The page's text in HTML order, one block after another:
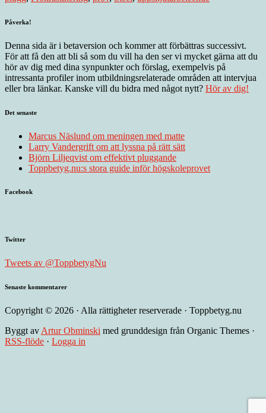
Påverka!
Denna sida är i betaversion och kommer att förbättras successivt.
För att få den att bli så som du vill ha den ser vi mycket gärna att du
hör av dig med dina synpunkter och förslag, exempelvis på
intressanta profiler inom utbildningsrelaterade områden att intervjua
eller bra länkar. Kanske vill du bidra med något nytt? Hör av dig!
Det senaste
Marcus Näslund om meningen med matte
Larry Vandergrift om att lyssna på rätt sätt
Björn Liljeqvist om effektivt pluggande
Toppbetyg.nu:s stora guide inför högskoleprovet
Facebook
Twitter
Tweets av @ToppbetygNu
Senaste kommentarer
Copyright © 2026 · Alla rättigheter reserverade · Toppbetyg.nu
Byggt av Artur Obminski med grunddesign från Organic Themes ·
RSS-flöde · Logga in